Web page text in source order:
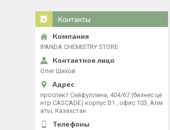
Контакты
IPANDA CHEMISTRY STORE
Олег Шихов
​проспект Сейфуллина, 404/67 (бизнес це
нтр CASCADE) корпус В1 , офис 103, Алм
аты, Казахстан